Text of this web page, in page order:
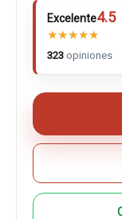
Excelente4.5
★★★★★
323 opiniones